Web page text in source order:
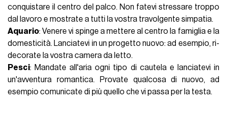
conquistare il centro del palco. Non fatevi stressare troppo
dal lavoro e mostrate a tutti la vostra travolgente simpatia.
Aquario: Venere vi spinge a mettere al centro la famiglia e la
domesticità. Lanciatevi in un progetto nuovo: ad esempio, ri-
decorate la vostra camera da letto.
Pesci: Mandate all'aria ogni tipo di cautela e lanciatevi in
un'avventura romantica. Provate qualcosa di nuovo, ad
esempio comunicate di più quello che vi passa per la testa.